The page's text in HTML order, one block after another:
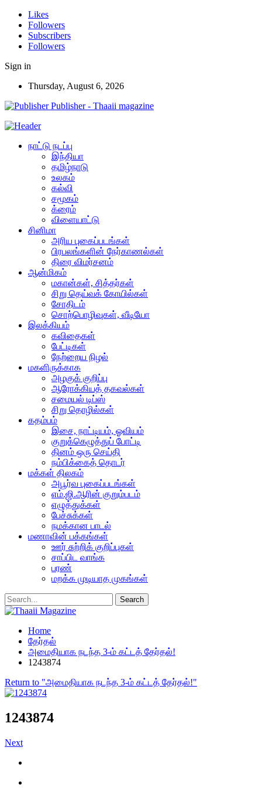
Likes
Followers
Subscribers
Followers
Sign in
Thursday, August 6, 2026
Publisher - Thaaii magazine
நாட்டு நடப்பு
இந்தியா
தமிழ்நாடு
உலகம்
கல்வி
சமூகம்
க்ரைம்
விளையாட்டு
சினிமா
அரிய புகைப்படங்கள்
பிரபலங்களின் நேர்காணல்கள்
திரை விமர்சனம்
ஆன்மிகம்
மகான்கள், சித்தர்கள்
சிறு தெய்வக் கோயில்கள்
சோதிடம்
சொற்பொழிவுகள், வீடியோ
இலக்கியம்
கவிதைகள்
பேட்டிகள்
நேற்றைய நிழல்
மகளிருக்காக
அழகுக் குறிப்பு
ஆரோக்கியத் தகவல்கள்
சமையல் டிப்ஸ்
சிறு தொழில்கள்
கதம்பம்
இசை, நாட்டியம், ஓவியம்
குறுக்கெழுத்துப் போட்டி
தினம் ஒரு செய்தி
நம்பிக்கைத் தொடர்
மக்கள் திலகம்
அபூர்வ புகைப்படங்கள்
எம்.ஜி.ஆரின் குறும்படம்
எழுத்துக்கள்
பேச்சுக்கள்
நமக்கான பாடல்
மணாவின் பக்கங்கள்
ஊர் சுற்றிக் குறிப்புகள்
சாப்பிட வாங்க
பரண்
மறக்க முடியாத முகங்கள்
Home
தேர்தல்
அமைதியாக நடந்த 3-ம் கட்டத் தேர்தல்!
1243874
Return to "அமைதியாக நடந்த 3-ம் கட்டத் தேர்தல்!"
1243874
Next